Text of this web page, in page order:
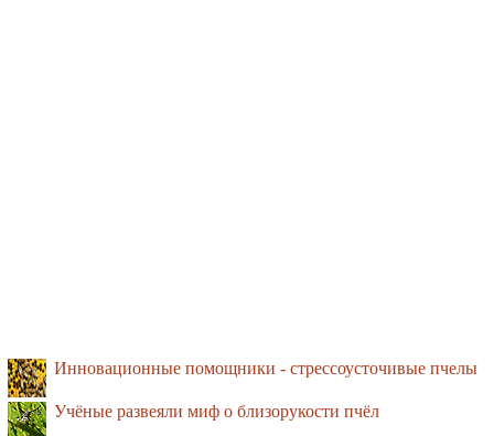
Инновационные помощники - стрессоусточивые пчелы
Учёные развеяли миф о близорукости пчёл